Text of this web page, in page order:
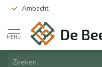
Ambacht
MENU